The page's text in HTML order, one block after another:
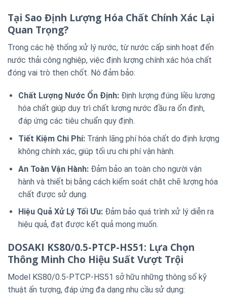
Tại Sao Định Lượng Hóa Chất Chính Xác Lại
Quan Trọng?
Trong các hệ thống xử lý nước, từ nước cấp sinh hoạt đến
nước thải công nghiệp, việc định lượng chính xác hóa chất
đóng vai trò then chốt. Nó đảm bảo:
Chất Lượng Nước Ổn Định:Định lượng đúng liều lượng
hóa chất giúp duy trì chất lượng nước đầu ra ổn định,
đáp ứng các tiêu chuẩn quy định.
Tiết Kiệm Chi Phí:Tránh lãng phí hóa chất do định lượng
không chính xác, giúp tối ưu chi phí vận hành.
An Toàn Vận Hành:Đảm bảo an toàn cho người vận
hành và thiết bị bằng cách kiểm soát chặt chẽ lượng hóa
chất được sử dụng.
Hiệu Quả Xử Lý Tối Ưu:Đảm bảo quá trình xử lý diễn ra
hiệu quả, đạt được kết quả mong muốn.
DOSAKI KS80/0.5-PTCP-HS51: Lựa Chọn
Thông Minh Cho Hiệu Suất Vượt Trội
Model KS80/0.5-PTCP-HS51 sở hữu những thông số kỹ
thuật ấn tượng, đáp ứng đa dạng nhu cầu sử dụng: